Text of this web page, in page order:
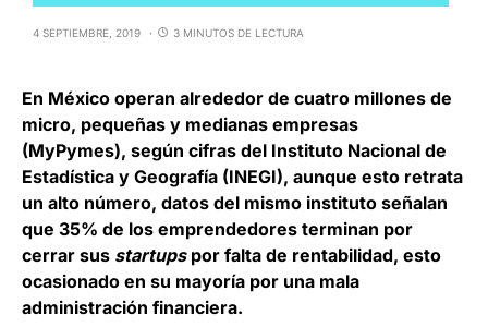
4 SEPTIEMBRE, 2019 3 MINUTOS DE LECTURA
En México operan alrededor de cuatro millones de
micro, pequeñas y medianas empresas
(MyPymes), según cifras del Instituto Nacional de
Estadística y Geografía (INEGI), aunque esto retrata
un alto número, datos del mismo instituto señalan
que 35% de los emprendedores terminan por
cerrar sus startupspor falta de rentabilidad, esto
ocasionado en su mayoría por una mala
administración financiera.